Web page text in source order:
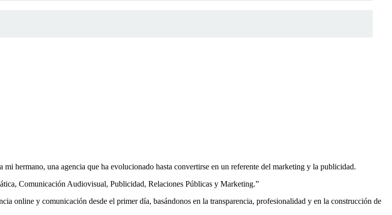
hermano, una agencia que ha evolucionado hasta convertirse en un referente del marketing y la publicidad.
Comunicación Audiovisual, Publicidad, Relaciones Públicas y Marketing.”
online y comunicación desde el primer día, basándonos en la transparencia, profesionalidad y en la construcción de